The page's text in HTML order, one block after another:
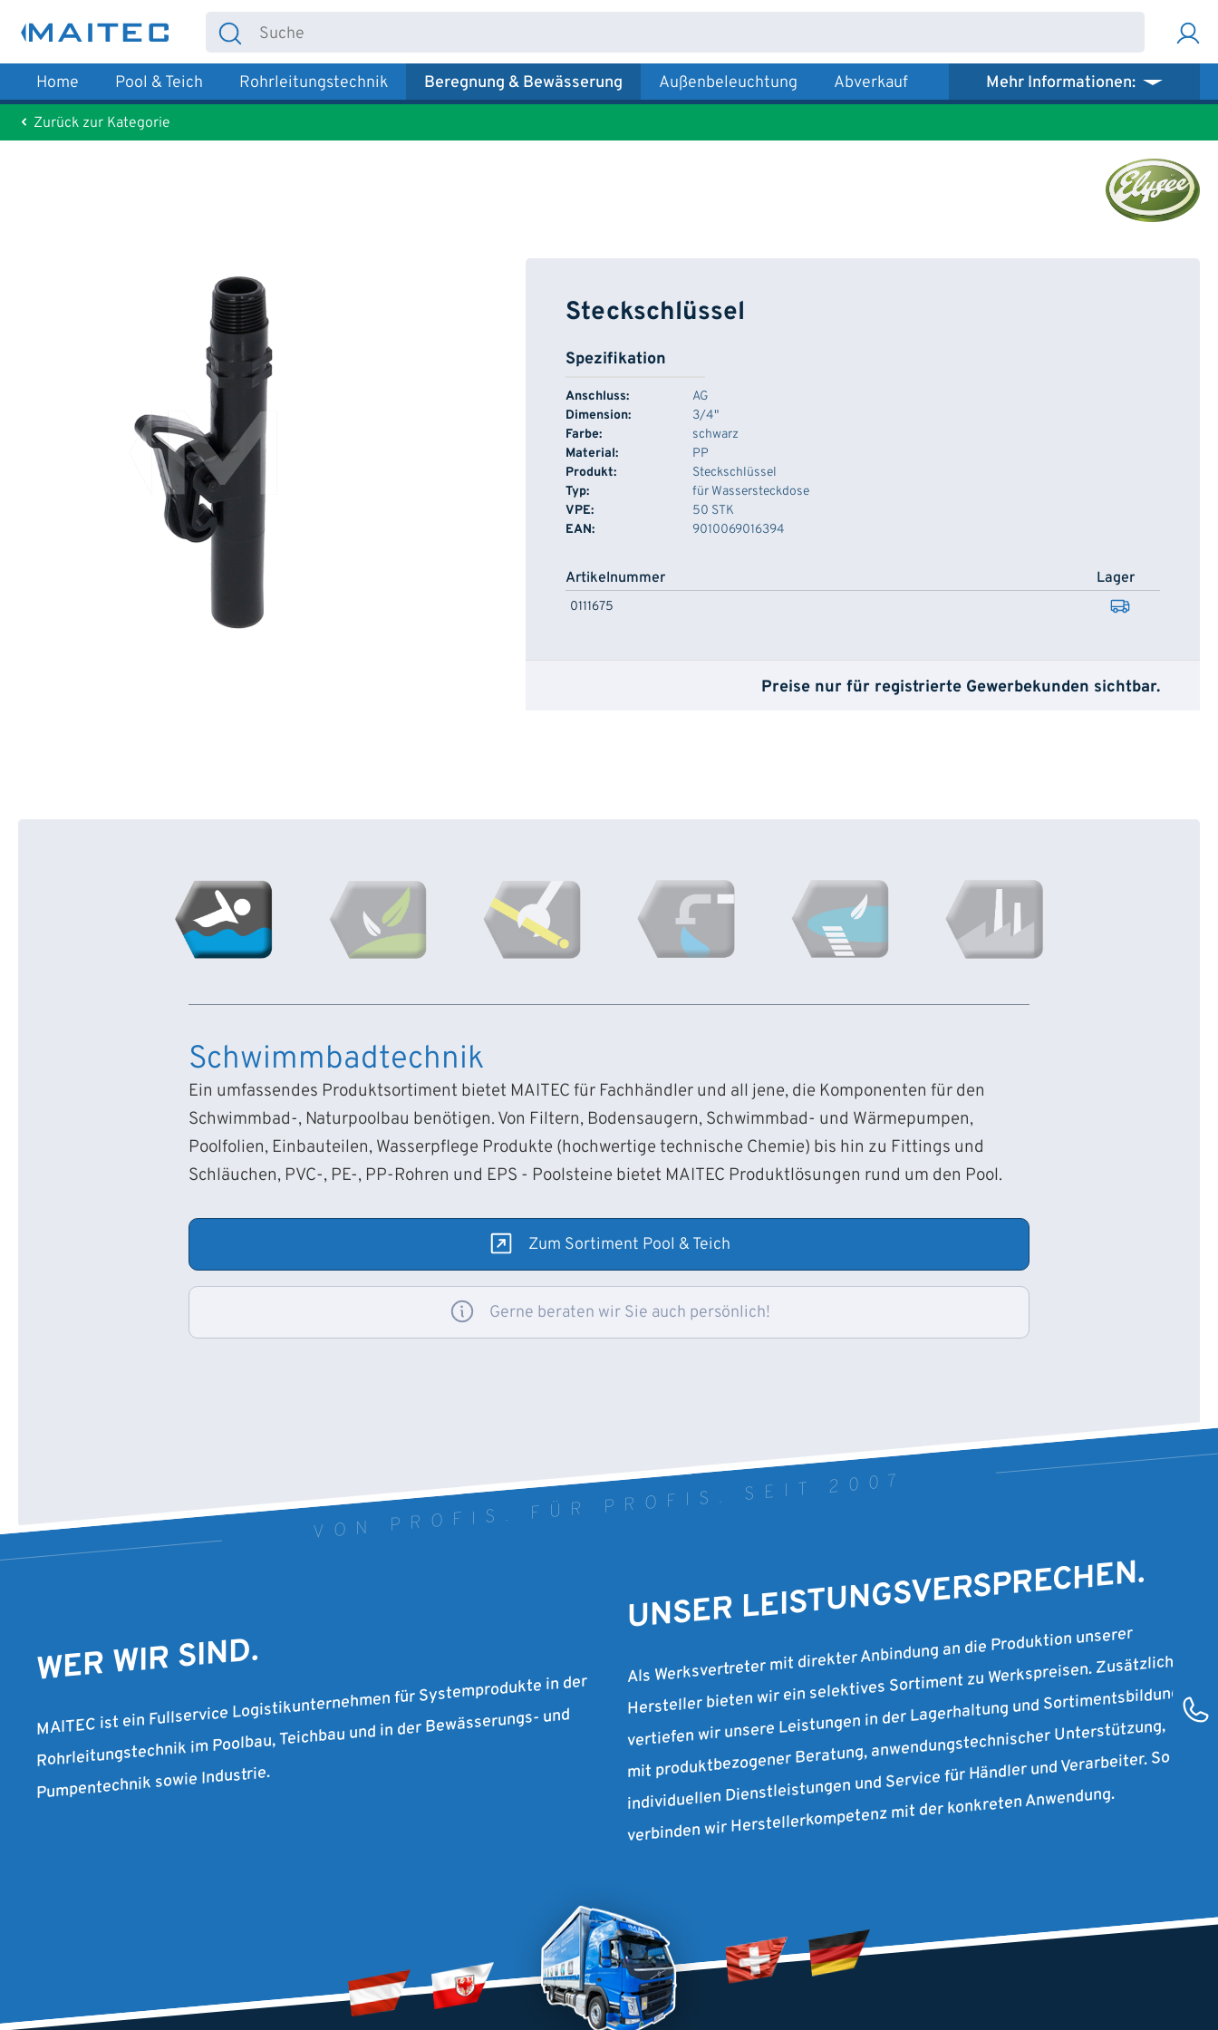
Hauptinhalt springen
Zur Suche springen
Zur Hauptnavigation springen
Home Pool & Teich Rohrleitungstechnik Beregnung & Bewässerung Außenbeleuchtung Abverkauf Mehr Informationen:
Zurück zur Kategorie
Steckschlüssel
Spezifikation
Anschluss:
AG
Dimension:
3/4"
Farbe:
schwarz
Material:
PP
Produkt:
Steckschlüssel
Typ:
für Wassersteckdose
VPE:
50 STK
EAN:
9010069016394
Artikelnummer Lager
0111675
Preise nur für registrierte Gewerbekunden sichtbar.
Schwimmbadtechnik
Ein umfassendes Produktsortiment bietet MAITEC für Fachhändler und all jene, die Komponenten für den
Schwimmbad-, Naturpoolbau benötigen. Von Filtern, Bodensaugern, Schwimmbad- und Wärmepumpen,
Poolfolien, Einbauteilen, Wasserpflege Produkte (hochwertige technische Chemie) bis hin zu Fittings und
Schläuchen, PVC-, PE-, PP-Rohren und EPS - Poolsteine bietet MAITEC Produktlösungen rund um den Pool.
Zum Sortiment Pool & Teich
Gerne beraten wir Sie auch persönlich!
VON PROFIS. FÜR PROFIS. SEIT 2007
WER WIR SIND.
MAITEC ist ein Fullservice Logistikunternehmen für Systemprodukte in der
Rohrleitungstechnik im Poolbau, Teichbau und in der Bewässerungs- und
Pumpentechnik sowie Industrie.
UNSER LEISTUNGSVERSPRECHEN.
Als Werksvertreter mit direkter Anbindung an die Produktion unserer
Hersteller bieten wir ein selektives Sortiment zu Werkspreisen. Zusätzlich
vertiefen wir unsere Leistungen in der Lagerhaltung und Sortimentsbildung
mit produktbezogener Beratung, anwendungstechnischer Unterstützung,
individuellen Dienstleistungen und Service für Händler und Verarbeiter. So
verbinden wir Herstellerkompetenz mit der konkreten Anwendung.